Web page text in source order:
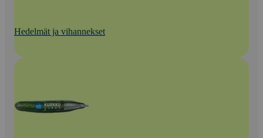
Hedelmät ja vihannekset